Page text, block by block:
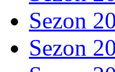
Sezon
Sezon